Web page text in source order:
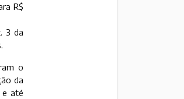
R$
3 da
o
da
e até